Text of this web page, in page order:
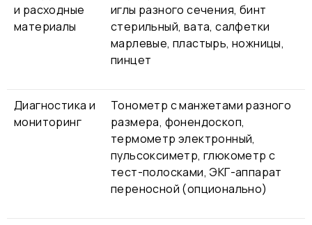
и расходные
материалы
иглы разного сечения, бинт
стерильный, вата, салфетки
марлевые, пластырь, ножницы,
пинцет
Диагностика и
мониторинг
Тонометр с манжетами разного
размера, фонендоскоп,
термометр электронный,
пульсоксиметр, глюкометр с
тест-полосками, ЭКГ-аппарат
переносной (опционально)